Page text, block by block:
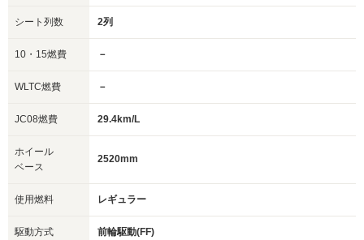
シート列数 2列
10・15燃費 －
WLTC燃費 －
JC08燃費 29.4km/L
ホイール
ベース
2520mm
使用燃料 レギュラー
駆動方式 前輪駆動(FF)